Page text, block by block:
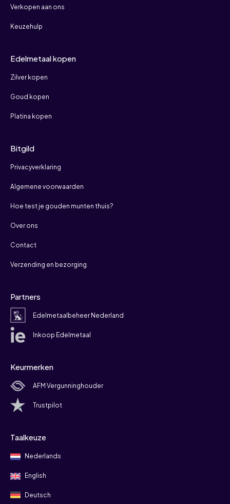
Verkopen aan ons
Keuzehulp
Edelmetaal kopen
Zilver kopen
Goud kopen
Platina kopen
Bitgild
Privacyverklaring
Algemene voorwaarden
Hoe test je gouden munten thuis?
Over ons
Contact
Verzending en bezorging
Partners
Edelmetaalbeheer Nederland
Inkoop Edelmetaal
Keurmerken
AFM Vergunninghouder
Trustpilot
Taalkeuze
Nederlands
English
Deutsch